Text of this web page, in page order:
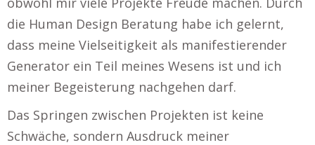
die Human Design Beratung habe ich gelernt,
dass meine Vielseitigkeit als manifestierender
Generator ein Teil meines Wesens ist und ich
meiner Begeisterung nachgehen darf.
Das Springen zwischen Projekten ist keine
Schwäche, sondern Ausdruck meiner